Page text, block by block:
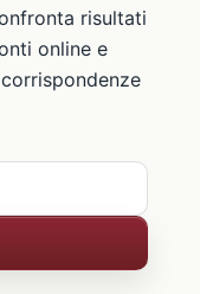
risultati
online e